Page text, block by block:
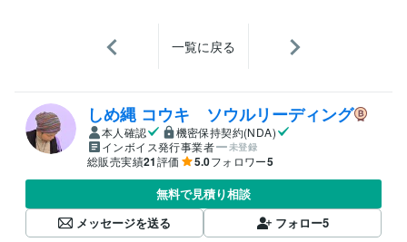
一覧に戻る
しめ縄 コウキ ソウルリーディング
本人確認
機密保持契約(NDA)
インボイス発行事業者
未登録
総販売実績21評価 5.0フォロワー5
無料で見積り相談
メッセージを送る
フォロー5